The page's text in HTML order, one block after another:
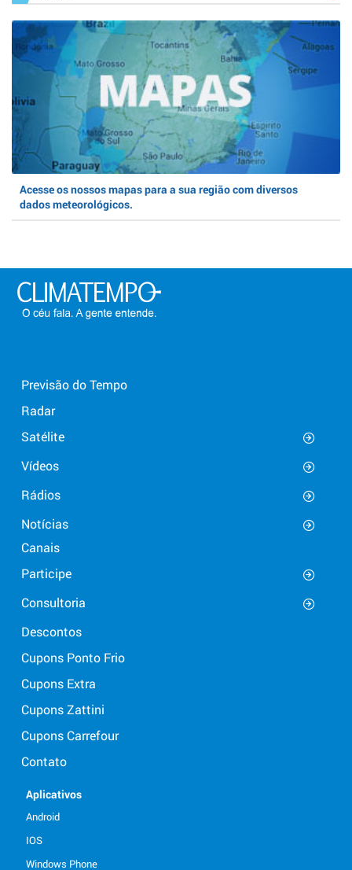
Acesse os nossos mapas para a sua região com diversos
dados meteorológicos.
Previsão do Tempo
Radar
Satélite
Vídeos
Rádios
Notícias
Canais
Participe
Consultoria
Descontos
Cupons Ponto Frio
Cupons Extra
Cupons Zattini
Cupons Carrefour
Contato
Aplicativos
Android
IOS
Windows Phone